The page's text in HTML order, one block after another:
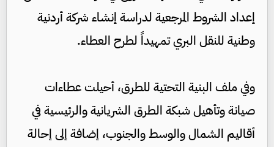
إعداد الشروط المرجعية لدراسة إنشاء شركة أردنية
وطنية للنقل البري تمهيداً لطرح العطاء.
وفي ملف البنية التحتية للطرق، أحيلت عطاءات
صيانة وتأهيل شبكة الطرق الشريانية والرئيسية في
أقاليم الشمال والوسط والجنوب، إضافة إلى إحالة